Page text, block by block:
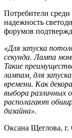
Потребители
надежность
форумов
«Для запуска
секунда. Лампа
Такие
лампам, для
времени. Как
выбора различных
располагают
дизайна».
Оксана Щеглова, г.